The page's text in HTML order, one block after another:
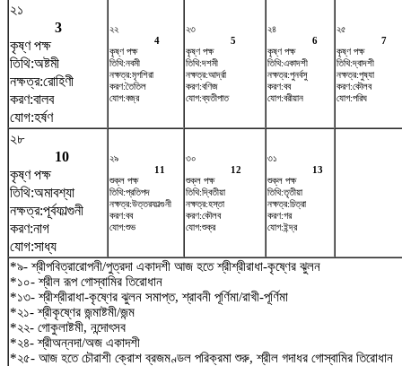
২১
3
কৃষ্ণ পক্ষ
তিথি:অষ্টমী
নক্ষত্র:রোহিণী
করণ:বালব
যোগ:হর্ষণ
২২
4
কৃষ্ণ পক্ষ
তিথি:নবমী
নক্ষত্র:মৃগশিরা
করণ:তৈতিল
যোগ:বজ্র
২৩
5
কৃষ্ণ পক্ষ
তিথি:দশমী
নক্ষত্র:আর্দ্রা
করণ:বণিজ
যোগ:ব্যতীপাত
২৪
6
কৃষ্ণ পক্ষ
তিথি:একাদশী
নক্ষত্র:পুনর্বসু
করণ:বব
যোগ:বরীয়ান
২৫
7
কৃষ্ণ পক্ষ
তিথি:দ্বাদশী
নক্ষত্র:পুষ্যা
করণ:কৌলব
যোগ:পরিঘ
২৮
10
কৃষ্ণ পক্ষ
তিথি:অমাবশ্যা
নক্ষত্র:পূর্বফাল্গুনী
করণ:নাগ
যোগ:সাধ্য
২৯
11
শুক্ল পক্ষ
তিথি:প্রতিপদ
নক্ষত্র:উত্তরফাল্গুনী
করণ:বব
যোগ:শুভ
৩০
12
শুক্ল পক্ষ
তিথি:দ্বিতীয়া
নক্ষত্র:হস্তা
করণ:কৌলব
যোগ:শুক্র
৩১
13
শুক্ল পক্ষ
তিথি:তৃতীয়া
নক্ষত্র:চিত্রা
করণ:গর
যোগ:ইন্দ্র
*৯- শ্রীপবিত্রারোপনী/পুত্রদা একাদশী আজ হতে শ্রীশ্রীরাধা-কৃষ্ণের ঝুলন
*১০- শ্রীল রূপ গোস্বামির তিরোধান
*১৩- শ্রীশ্রীরাধা-কৃষ্ণের ঝুলন সমাপ্ত, শ্রাবনী পূর্ণিমা/রাখী-পূর্ণিমা
*২১- শ্রীকৃষ্ণের জন্মাষ্টমী/জন্ম
*২২- গোকুলাষ্টমী, নন্দোৎসব
*২৪- শ্রীঅন্নদা/অজ একাদশী
*২৫- আজ হতে চৌরাশী ক্রোশ ব্রজমণ্ডল পরিক্রমা শুরু, শ্রীল গদাধর গোস্বামির তিরোধান